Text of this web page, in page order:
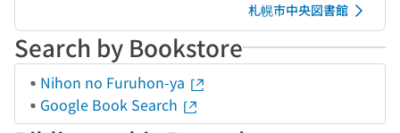
札幌市中央図書館
Search by Bookstore
Nihon no Furuhon-ya
Google Book Search